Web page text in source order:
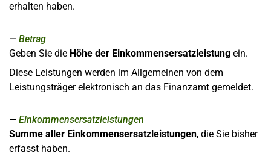
erhalten haben.
Betrag
Geben Sie die Höhe der Einkommensersatzleistung ein.
Diese Leistungen werden im Allgemeinen von dem
Leistungsträger elektronisch an das Finanzamt gemeldet.
Einkommensersatzleistungen
Summe aller Einkommensersatzleistungen, die Sie bisher
erfasst haben.